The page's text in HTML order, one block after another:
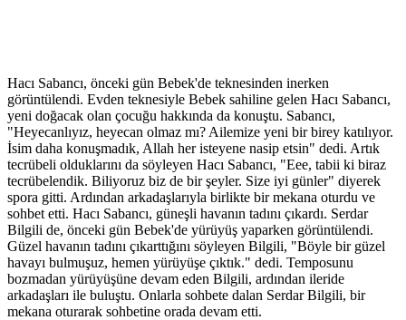
Hacı Sabancı, önceki gün Bebek'de teknesinden inerken
görüntülendi. Evden teknesiyle Bebek sahiline gelen Hacı Sabancı,
yeni doğacak olan çocuğu hakkında da konuştu. Sabancı,
"Heyecanlıyız, heyecan olmaz mı? Ailemize yeni bir birey katılıyor.
İsim daha konuşmadık, Allah her isteyene nasip etsin" dedi. Artık
tecrübeli olduklarını da söyleyen Hacı Sabancı, "Eee, tabii ki biraz
tecrübelendik. Biliyoruz biz de bir şeyler. Size iyi günler" diyerek
spora gitti. Ardından arkadaşlarıyla birlikte bir mekana oturdu ve
sohbet etti. Hacı Sabancı, güneşli havanın tadını çıkardı. Serdar
Bilgili de, önceki gün Bebek'de yürüyüş yaparken görüntülendi.
Güzel havanın tadını çıkarttığını söyleyen Bilgili, "Böyle bir güzel
havayı bulmuşuz, hemen yürüyüşe çıktık." dedi. Temposunu
bozmadan yürüyüşüne devam eden Bilgili, ardından ileride
arkadaşları ile buluştu. Onlarla sohbete dalan Serdar Bilgili, bir
mekana oturarak sohbetine orada devam etti.